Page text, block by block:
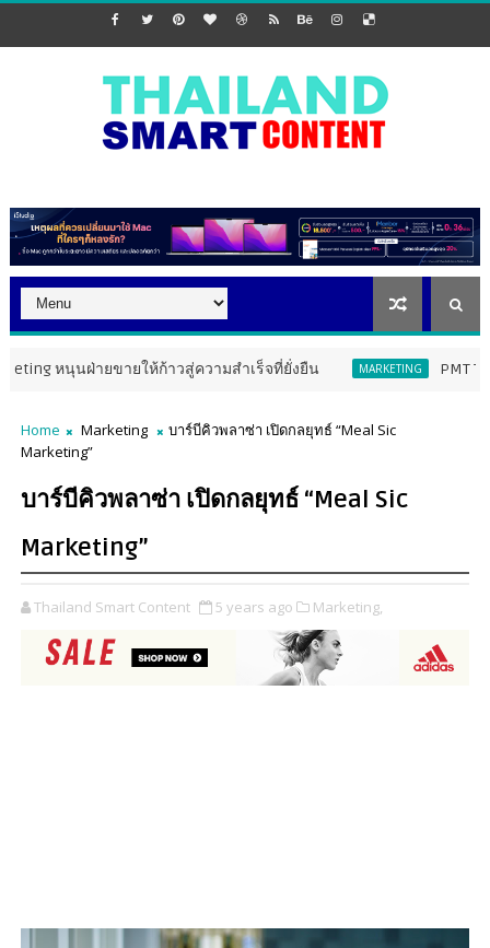
ฝ่ายขายให้ก้าวสู่ความสำเร็จที่ยั่งยืน MARKETING PMT The Hour
Home Marketing
บาร์บีคิวพลาซ่า เปิดกลยุทธ์ “Meal Sic
Marketing”
บาร์บีคิวพลาซ่า เปิดกลยุทธ์ “Meal Sic
Marketing”
Thailand Smart Content 5 years ago Marketing,